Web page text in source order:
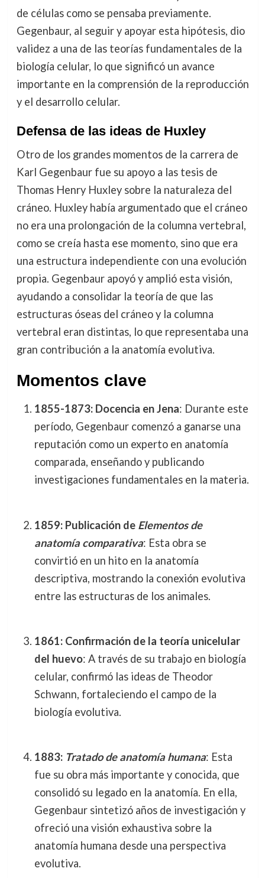
de células como se pensaba previamente.
Gegenbaur, al seguir y apoyar esta hipótesis, dio
validez a una de las teorías fundamentales de la
biología celular, lo que significó un avance
importante en la comprensión de la reproducción
y el desarrollo celular.
Defensa de las ideas de Huxley
Otro de los grandes momentos de la carrera de
Karl Gegenbaur fue su apoyo a las tesis de
Thomas Henry Huxley sobre la naturaleza del
cráneo. Huxley había argumentado que el cráneo
no era una prolongación de la columna vertebral,
como se creía hasta ese momento, sino que era
una estructura independiente con una evolución
propia. Gegenbaur apoyó y amplió esta visión,
ayudando a consolidar la teoría de que las
estructuras óseas del cráneo y la columna
vertebral eran distintas, lo que representaba una
gran contribución a la anatomía evolutiva.
Momentos clave
1855-1873: Docencia en Jena: Durante este
período, Gegenbaur comenzó a ganarse una
reputación como un experto en anatomía
comparada, enseñando y publicando
investigaciones fundamentales en la materia.
1859: Publicación de Elementos de
anatomía comparativa: Esta obra se
convirtió en un hito en la anatomía
descriptiva, mostrando la conexión evolutiva
entre las estructuras de los animales.
1861: Confirmación de la teoría unicelular
del huevo: A través de su trabajo en biología
celular, confirmó las ideas de Theodor
Schwann, fortaleciendo el campo de la
biología evolutiva.
1883: Tratado de anatomía humana: Esta
fue su obra más importante y conocida, que
consolidó su legado en la anatomía. En ella,
Gegenbaur sintetizó años de investigación y
ofreció una visión exhaustiva sobre la
anatomía humana desde una perspectiva
evolutiva.